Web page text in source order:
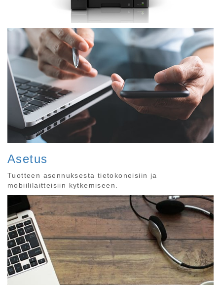
Asetus
Tuotteen asennuksesta tietokoneisiin ja
mobiililaitteisiin kytkemiseen.